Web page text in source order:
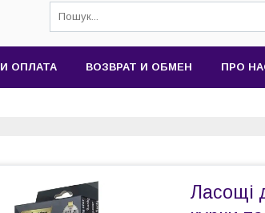
ОПЛАТА ВОЗВРАТ И ОБМЕН ПРО
Ласощі